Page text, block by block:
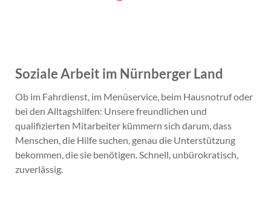
Soziale Arbeit im Nürnberger Land
Ob im Fahrdienst, im Menüservice, beim Hausnotruf oder
bei den Alltagshilfen: Unsere freundlichen und
qualifizierten Mitarbeiter kümmern sich darum, dass
Menschen, die Hilfe suchen, genau die Unterstützung
bekommen, die sie benötigen. Schnell, unbürokratisch,
zuverlässig.